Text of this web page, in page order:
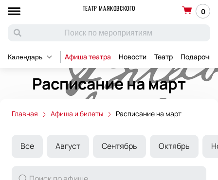
ТЕАТР МАЯКОВСКОГО 0
Календарь Афиша театра Новости Театр
Расписание на март
Главная Афиша и билеты Расписание на март
Все Август Сентябрь Октябрь